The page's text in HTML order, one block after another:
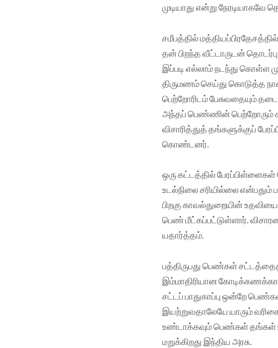
முடியாது என்று நேரடியாகவே
சமீபத்தில்
தன் பிறந்த வீட்டாருடன் தொடர்பு
இப்படி எல்லாம் நடந்து கொள்ள
திருமணம் செய்து கொடுத்த
பெற்றோரிடம் பேசுவதையும்
அந்தப் பெண்ணின் பெற்றோரும்
விசாரித்துத் தங்களுக்குப்
கொண்டனர்.
ஒரு கட்டத்தில்
உடல்நிலை சரியில்லை என்பதும்
பிறகு காவல்துறையின்
பெண் மீட்கப்பட்டுள்ளார்.
யதார்த்தம்.
பத்திருபது பெண்கள்
இம்மாதிரியான
சட்டப் பாதுகாப்பு ஒன்றே
இயற்றுவதாலேயே யாரும்
உண்டாக்கவும் பெண்கள் தங்கள்
மறுக்கிறது இந்திய அரசு.